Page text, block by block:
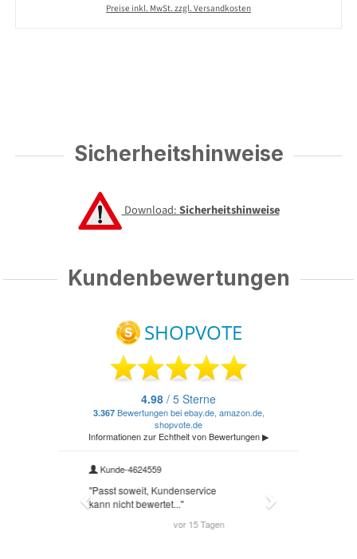
Preise inkl. MwSt. zzgl. Versandkosten
Sicherheitshinweise
Download:Sicherheitshinweise
Kundenbewertungen